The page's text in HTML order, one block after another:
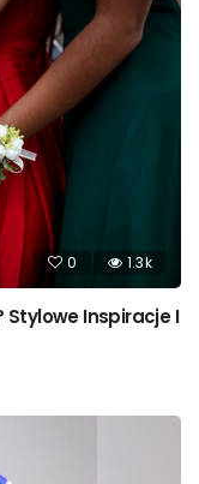
0 1.3k
Stylowe Inspiracje I